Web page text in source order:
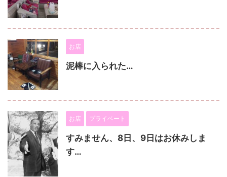
お店
泥棒に入られた…
お店 プライベート
すみません、8日、9日はお休みしま
す…